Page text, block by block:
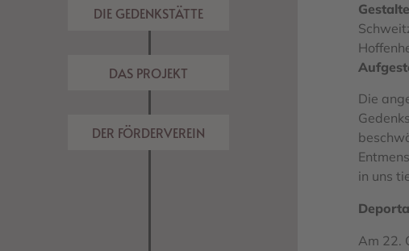
DIE GEDENKSTÄTTE
DAS PROJEKT
DER FÖRDERVEREIN
Die
in uns
Am 22.